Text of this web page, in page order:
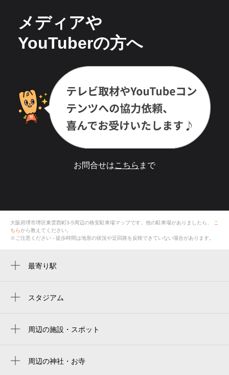
メディアや
YouTuberの方へ
お問合せはこちら まで
大阪府堺市堺区東雲西町3-5 周辺の格安駐車場マップです。他の駐車場がありましたら、
こ
ちらから教えてください。
※ご注意ください - 徒歩時間は地形の状況や迂回路を反映できていない場合があります。
最寄り駅
浅香駅
杉本町駅
高須神社駅
スタジアム
周辺の施設・スポット
堺浅香山郵便局
周辺の神社・お寺